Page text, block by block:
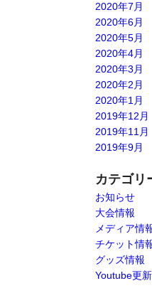
2020年7月
2020年6月
2020年5月
2020年4月
2020年3月
2020年2月
2020年1月
2019年12月
2019年11月
2019年9月
カテゴリ
お知らせ
大会情報
メディア情
チケット情
グッズ情報
Youtube更新